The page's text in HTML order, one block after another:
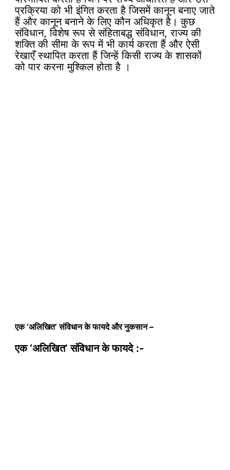
प्रक्रिया को भी इंगित करता है जिसमें कानून बनाए जाते
हैं और कानून बनाने के लिए कौन अधिकृत है। कुछ
संविधान, विशेष रूप से संहिताबद्ध संविधान, राज्य की
शक्ति की सीमा के रूप में भी कार्य करता हैं और ऐसी
रेखाएँ स्थापित करता हैं जिन्हें किसी राज्य के शासकों
को पार करना मुश्किल होता है ।
एक ‘अलिखित’ संविधान के फायदे और नुकसान –
एक ‘अलिखित’ संविधान केफायदे :-